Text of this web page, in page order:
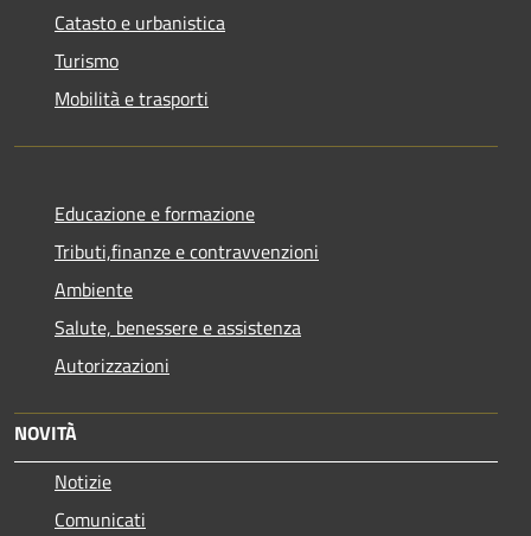
Catasto e urbanistica
Turismo
Mobilità e trasporti
Educazione e formazione
Tributi,finanze e contravvenzioni
Ambiente
Salute, benessere e assistenza
Autorizzazioni
NOVITÀ
Notizie
Comunicati